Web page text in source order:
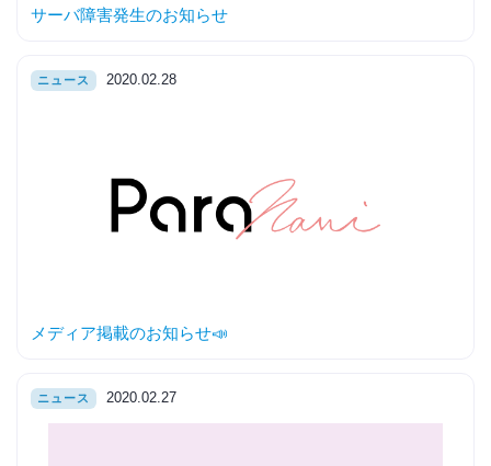
サーバ障害発生のお知らせ
ニュース 2020.02.28
メディア掲載のお知らせ📣
ニュース 2020.02.27